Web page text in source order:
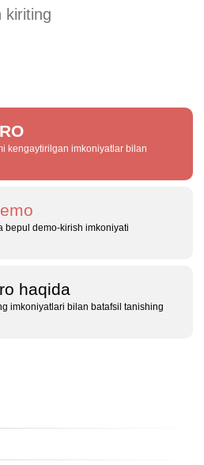
kengaytirilgan imkoniyatlar bilan
bepul demo‑kirish imkoniyati
haqida
imkoniyatlari bilan batafsil tanishing